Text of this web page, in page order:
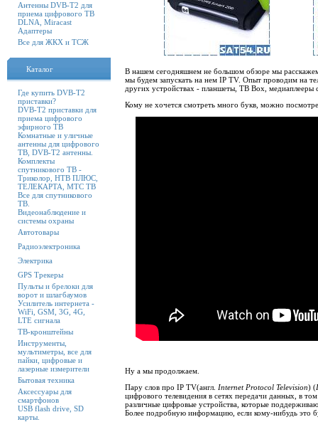
Антенны DVB-T2 для
приема цифрового ТВ
DLNA, Miracast
Адаптеры
Все для ЖКХ и ТСЖ
Каталог
Где купить DVB-T2
приставки?
DVB-T2 приставки для
приема цифрового
эфирного ТВ
Комнатные и уличные
антенны для цифрового
ТВ, DVB-T2 антенны.
Комплекты
спутникового ТВ -
Триколор, НТВ ПЛЮС,
ТЕЛЕКАРТА, МТС ТВ
Все для спутникового
ТВ.
Видеонаблюдение и
системы охраны
Автотовары
Радиоэлектроника
Электрика
GPS Трекеры
Пульты и брелоки для
ворот и шлагбаумов
Усилитель интернета -
WiFi, GSM, 3G, 4G,
LTE сигнала
ТВ-кронштейны
Инструменты,
мультиметры, все для
пайки, цифровые и
лазерные измерители
Бытовая техника
Аксессуары для
смартфонов
USB flash drive, SD
карты.
В нашем сегодняшнем не большом обзоре мы
мы будем запускать на нем IP TV. Опыт проводим на
других устройствах - планшеты, ТВ Box, медиаплееры
Кому не хочется смотреть много букв, можно
Ну а мы продолжаем.
Пару слов про IP TV(англ. Internet Protocol Television) (
цифрового телевидения в сетях передачи данных, в
различные цифровые устройства, которые
Более подробную информацию, если кому-нибудь это